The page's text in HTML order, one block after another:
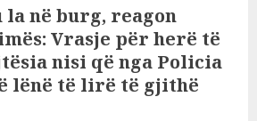
la në burg, reagon
Vrasje për herë të
nisi që nga Policia
lënë të lirë të gjithë